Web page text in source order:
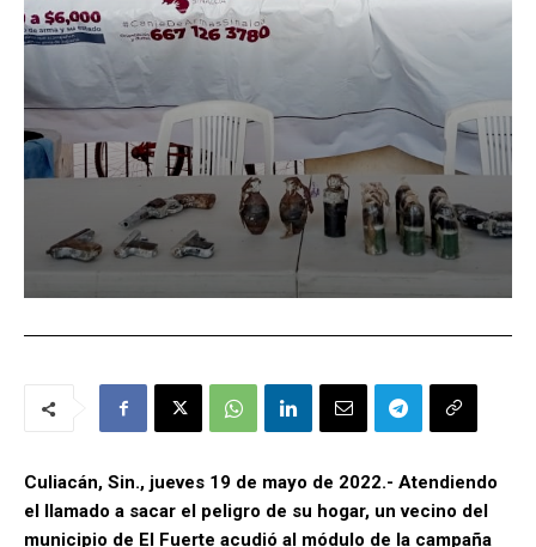
Culiacán, Sin., jueves 19 de mayo de 2022.- Atendiendo
el llamado a sacar el peligro de su hogar, un vecino del
municipio de El Fuerte acudió al módulo de la campaña